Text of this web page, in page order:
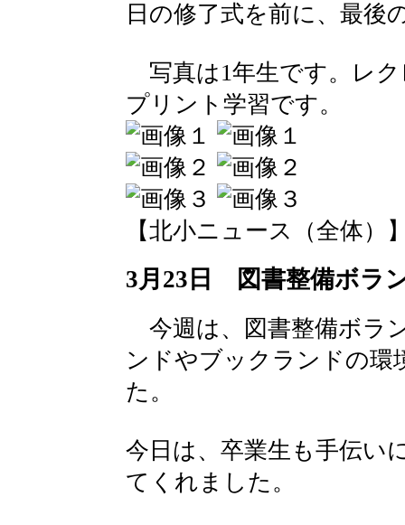
日の修了式を前に、最後
写真は1年生です。レ
プリント学習です。
【北小ニュース（全体）
3月23日 図書整備ボラ
今週は、図書整備ボラ
ンドやブックランドの環
た。
今日は、卒業生も手伝い
てくれました。